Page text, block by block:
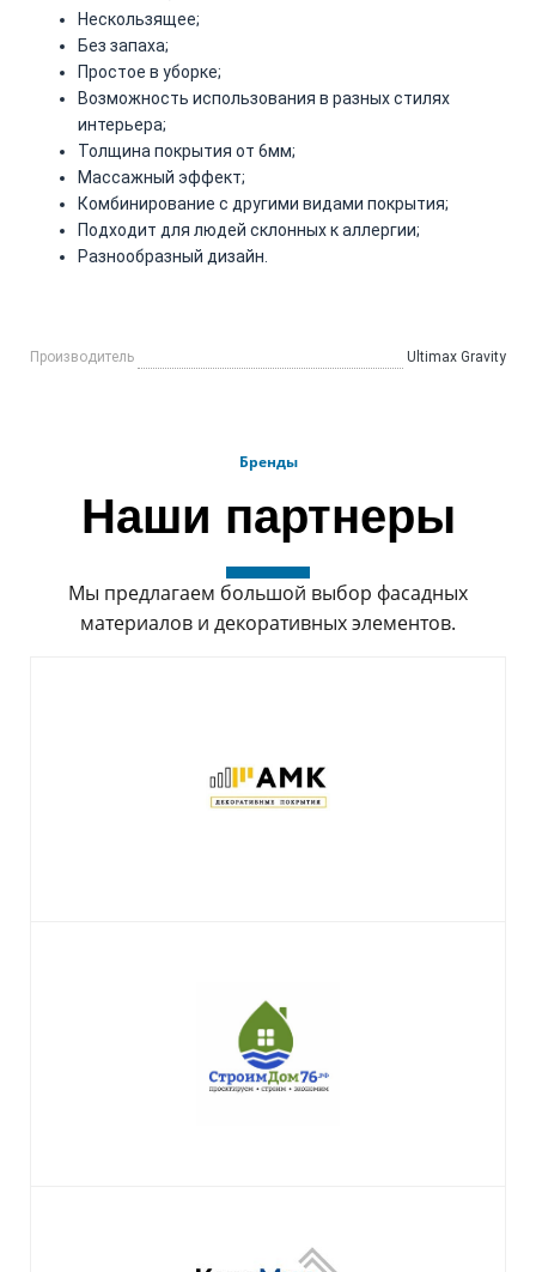
Нескользящее;
Без запаха;
Простое в уборке;
Возможность использования в разных стилях
интерьера;
Толщина покрытия от 6мм;
Массажный эффект;
Комбинирование с другими видами покрытия;
Подходит для людей склонных к аллергии;
Разнообразный дизайн.
Производитель Ultimax Gravity
Бренды
Наши партнеры
Мы предлагаем большой выбор фасадных
материалов и декоративных элементов.